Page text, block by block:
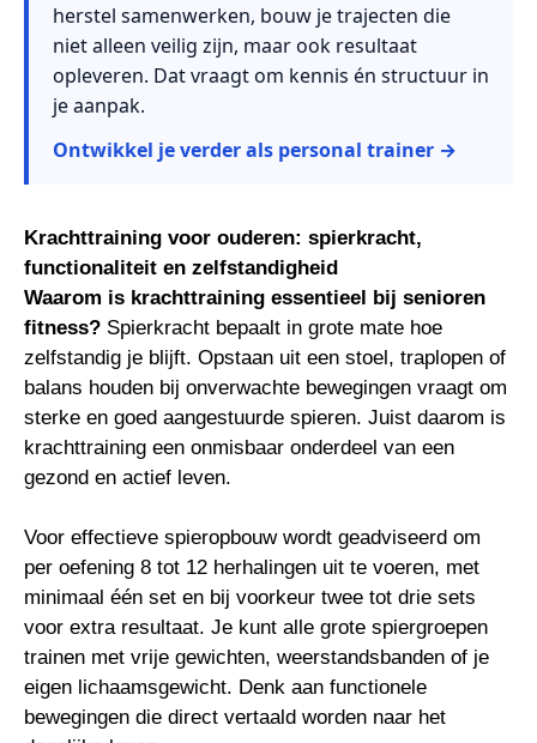
herstel samenwerken, bouw je trajecten die
niet alleen veilig zijn, maar ook resultaat
opleveren. Dat vraagt om kennis én structuur in
je aanpak.
Ontwikkel je verder als personal trainer →
Krachttraining voor ouderen: spierkracht,
functionaliteit en zelfstandigheid
Waarom is krachttraining essentieel bij senioren
fitness? Spierkracht bepaalt in grote mate hoe
zelfstandig je blijft. Opstaan uit een stoel, traplopen of
balans houden bij onverwachte bewegingen vraagt om
sterke en goed aangestuurde spieren. Juist daarom is
krachttraining een onmisbaar onderdeel van een
gezond en actief leven.
Voor effectieve spieropbouw wordt geadviseerd om
per oefening 8 tot 12 herhalingen uit te voeren, met
minimaal één set en bij voorkeur twee tot drie sets
voor extra resultaat. Je kunt alle grote spiergroepen
trainen met vrije gewichten, weerstandsbanden of je
eigen lichaamsgewicht. Denk aan functionele
bewegingen die direct vertaald worden naar het